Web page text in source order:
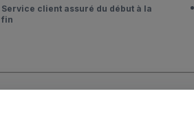
Service client assuré du début à la
fin